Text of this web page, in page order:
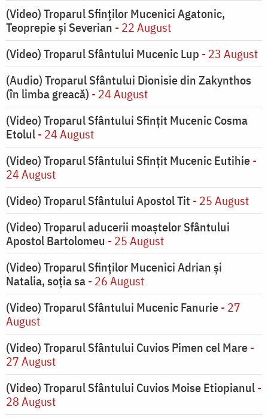
(Video) Troparul Sfinților Mucenici Agatonic,
Teoprepie și Severian - 22 August
(Video) Troparul Sfântului Mucenic Lup - 23 August
(Audio) Troparul Sfântului Dionisie din Zakynthos
(în limba greacă) - 24 August
(Video) Troparul Sfântului Sfințit Mucenic Cosma
Etolul- 24 August
(Video) Troparul Sfântului Sfințit Mucenic Eutihie-
24 August
(Video) Troparul Sfântului Apostol Tit - 25 August
(Video) Troparul aducerii moaștelor Sfântului
Apostol Bartolomeu - 25 August
(Video) Troparul Sfinților Mucenici Adrian și
Natalia, soția sa- 26 August
(Video) Troparul Sfântului Mucenic Fanurie- 27
August
(Video) Troparul Sfântului Cuvios Pimen cel Mare-
27 August
(Video) Troparul Sfântului Cuvios Moise Etiopianul-
28 August